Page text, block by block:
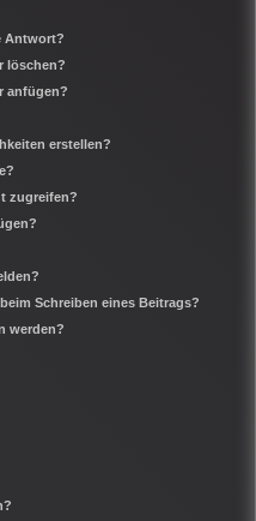
Antwort?
löschen?
anfügen?
erstellen?
zugreifen?
Schreiben eines Beitrags?
werden?